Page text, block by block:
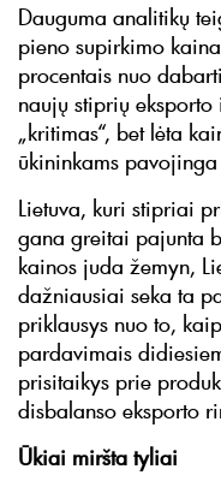
Dauguma analitikų
pieno supirkimo
procentais nuo
naujų stiprių eksporto
„kritimas“, bet lėta
ūkininkams
Lietuva, kuri stipriai
gana greitai pajunta
kainos juda žemyn,
dažniausiai seka ta
priklausys nuo to,
pardavimais
prisitaikys prie
disbalanso eksporto
Ūkiai miršta tyliai